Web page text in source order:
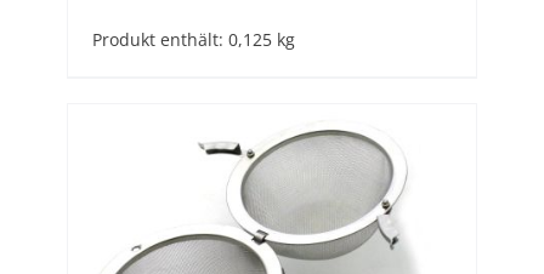
Produkt enthält: 0,125 kg